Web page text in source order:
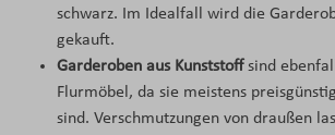
schwarz. Im Idealfall wird die
gekauft.
Garderoben aus Kunststoffsind
Flurmöbel, da sie meistens
sind. Verschmutzungen von draußen